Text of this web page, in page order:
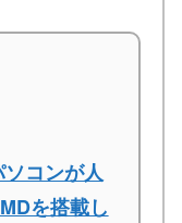
コンが人
を搭載し